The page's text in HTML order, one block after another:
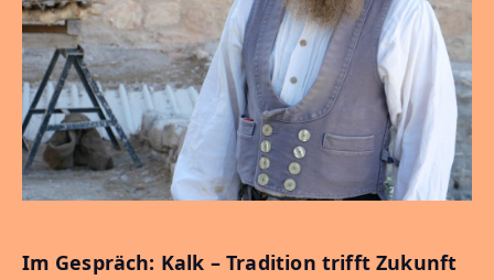
Im Gespräch: Kalk – Tradition trifft Zukunft